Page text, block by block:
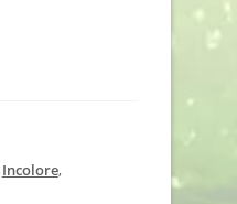
Incolore,